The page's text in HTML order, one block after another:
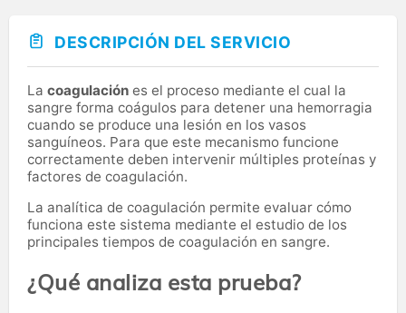
DESCRIPCIÓN DEL SERVICIO
La coagulación es el proceso mediante el cual la
sangre forma coágulos para detener una hemorragia
cuando se produce una lesión en los vasos
sanguíneos. Para que este mecanismo funcione
correctamente deben intervenir múltiples proteínas y
factores de coagulación.
La analítica de coagulación permite evaluar cómo
funciona este sistema mediante el estudio de los
principales tiempos de coagulación en sangre.
¿Qué analiza esta prueba?